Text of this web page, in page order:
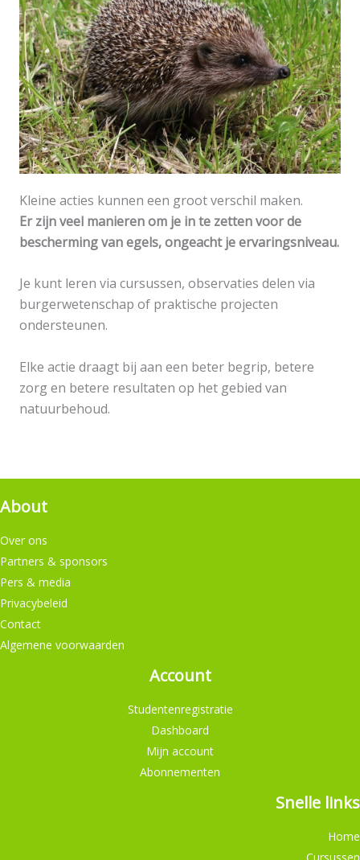
Kleine acties kunnen een groot verschil maken.
Er zijn veel manieren om je in te zetten voor de
bescherming van egels, ongeacht je ervaringsniveau.
Je kunt leren via cursussen, observaties delen via
burgerwetenschap of praktische projecten
ondersteunen.
Elke actie draagt ​​bij aan een beter begrip, betere
zorg en betere resultaten op het gebied van
natuurbehoud.
About
Over ons
Partners & sponsors
Pers & media
Privacybeleid
Contact
Algemene voorwaarden
Account
Studentenregistratie
Dashboard
Mijn account
Abonnementen
Snelle links
Home